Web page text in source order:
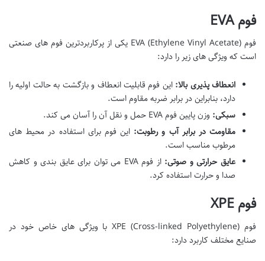
فوم EVA
فوم EVA (Ethylene Vinyl Acetate) یکی از پرکاربردترین فوم های صنعتی
است که ویژگی های زیر را دارد:
انعطاف پذیری بالا: این فوم قابلیت انعطاف و بازگشت به حالت اولیه را
دارد، بنابراین در برابر ضربه مقاوم است.
سبکی: وزن پایین فوم EVA حمل و نقل آن را آسان می کند.
مقاومت در برابر آب و رطوبت: این فوم برای استفاده در محیط های
مرطوب مناسب است.
عایق حرارتی و صوتی:
از فوم EVA می توان برای عایق بندی و کاهش
صدا و حرارت استفاده کرد.
فوم XPE
فوم XPE (Cross-linked Polyethylene) با ویژگی های خاص خود در
صنایع مختلف کاربرد دارد: